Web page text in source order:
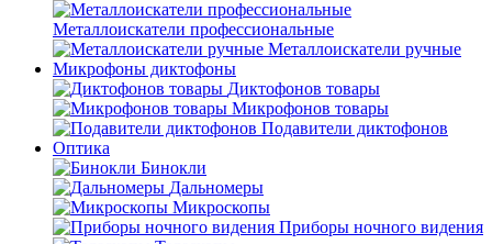
Металлоискатели профессиональные
Металлоискатели ручные
Микрофоны диктофоны
Диктофонов товары
Микрофонов товары
Подавители диктофонов
Оптика
Бинокли
Дальномеры
Микроскопы
Приборы ночного видения